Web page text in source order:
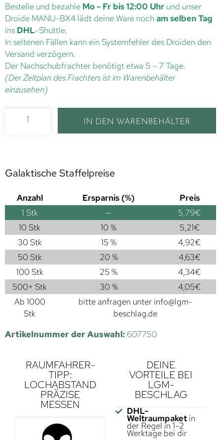
Bestelle und bezahle Mo - Fr bis 12:00 Uhr und unser
Droide MANU-BX4 lädt deine Ware noch am selben Tag
ins DHL-Shuttle.
In seltenen Fällen kann ein Systemfehler des Droiden den
Versand verzögern.
Der Nachschubfrachter benötigt etwa 5 – 7 Tage.
(Der Zeitplan des Frachters ist im Warenbehälter
einzusehen)
IN DEN WARENBEHÄLTER
Galaktische Staffelpreise
Anzahl Ersparnis (%)
Preis
1 Stk — 5,79€
10 Stk
10 % 5,21€
30 Stk
15 % 4,92€
50 Stk
20 % 4,63€
100 Stk
25 % 4,34€
500+ Stk
30 % 4,05€
Ab 1000
Stk
bitte anfragen unter info@lgm-
beschlag.de
Artikelnummer der Auswahl: 607750
RAUMFAHRER-
TIPP:
LOCHABSTAND
PRÄZISE
MESSEN
DEINE
VORTEILE BEI
LGM-
BESCHLAG
DHL-
Weltraumpaketin
der Regel in 1–2
Werktage bei dir